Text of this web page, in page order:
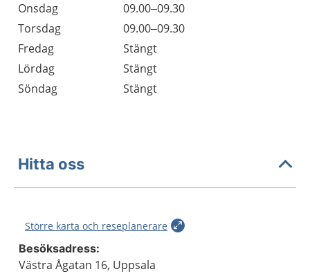
Onsdag
09.00–09.30
Torsdag
09.00–09.30
Fredag
Stängt
Lördag
Stängt
Söndag
Stängt
Hitta oss
Större karta och reseplanerare
Besöksadress:
Västra Ågatan 16, Uppsala